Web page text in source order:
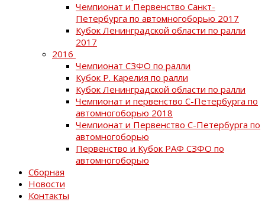
Чемпионат и Первенство Санкт-
Петербурга по автомногоборью 2017
Кубок Ленинградской области по ралли
2017
2016
Чемпионат СЗФО по ралли
Кубок Р. Карелия по ралли
Кубок Ленинградской области по ралли
Чемпионат и первенство С-Петербурга по
автомногоборью 2018
Чемпионат и Первенство С-Петербурга по
автомногоборью
Первенство и Кубок РАФ СЗФО по
автомногоборью
Сборная
Новости
Контакты